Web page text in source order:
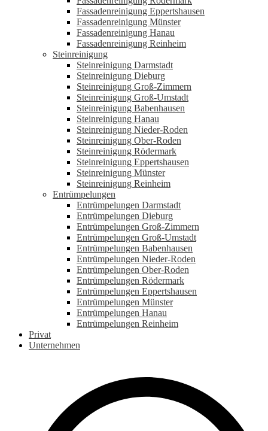
Fassadenreinigung Eppertshausen
Fassadenreinigung Münster
Fassadenreinigung Hanau
Fassadenreinigung Reinheim
Steinreinigung
Steinreinigung Darmstadt
Steinreinigung Dieburg
Steinreinigung Groß-Zimmern
Steinreinigung Groß-Umstadt
Steinreinigung Babenhausen
Steinreinigung Hanau
Steinreinigung Nieder-Roden
Steinreinigung Ober-Roden
Steinreinigung Rödermark
Steinreinigung Eppertshausen
Steinreinigung Münster
Steinreinigung Reinheim
Entrümpelungen
Entrümpelungen Darmstadt
Entrümpelungen Dieburg
Entrümpelungen Groß-Zimmern
Entrümpelungen Groß-Umstadt
Entrümpelungen Babenhausen
Entrümpelungen Nieder-Roden
Entrümpelungen Ober-Roden
Entrümpelungen Rödermark
Entrümpelungen Eppertshausen
Entrümpelungen Münster
Entrümpelungen Hanau
Entrümpelungen Reinheim
Privat
Unternehmen